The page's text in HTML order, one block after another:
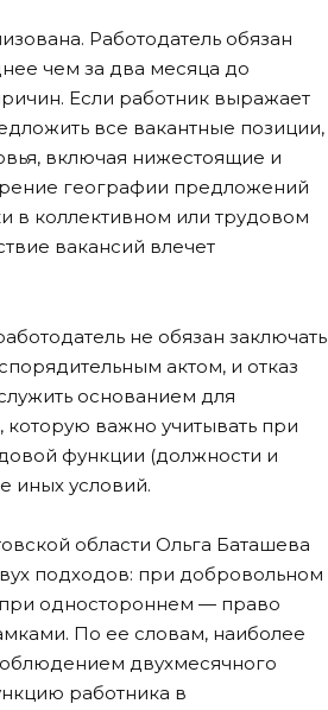
Работодатель обязан
чем за два месяца до
Если работник выражает
все вакантные позиции,
включая нижестоящие и
географии предложений
в коллективном или трудовом
вакансий влечет
не обязан заключать
актом, и отказ
основанием для
которую важно учитывать при
функции (должности и
иных условий.
области Ольга Баташева
подходов: при добровольном
одностороннем — право
По ее словам, наиболее
двухмесячного
работника в